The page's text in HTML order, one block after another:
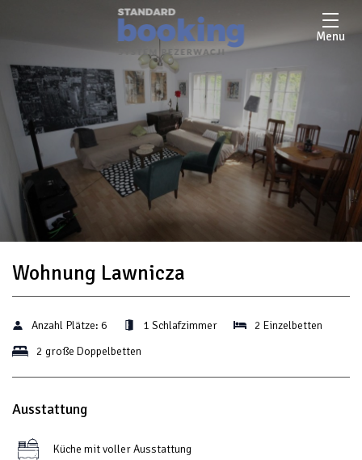
Menu
Wohnung Lawnicza
Anzahl Plätze: 6 1 Schlafzimmer
2 Einzelbetten
2 große Doppelbetten
Ausstattung
Küche mit voller Ausstattung